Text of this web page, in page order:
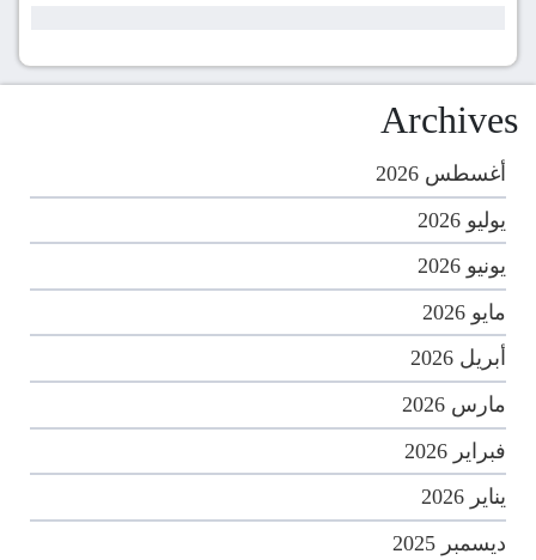
Archives
أغسطس 2026
يوليو 2026
يونيو 2026
مايو 2026
أبريل 2026
مارس 2026
فبراير 2026
يناير 2026
ديسمبر 2025